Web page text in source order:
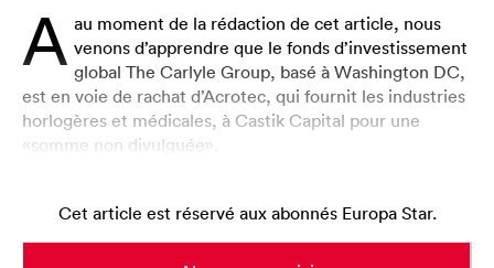
A au moment de la rédaction de cet article, nous
venons d’apprendre que le fonds d’investissement
global The Carlyle Group, basé à Washington DC,
est en voie de rachat d’Acrotec, qui fournit les industries
horlogères et médicales, à Castik Capital pour une
«somme non divulguée».